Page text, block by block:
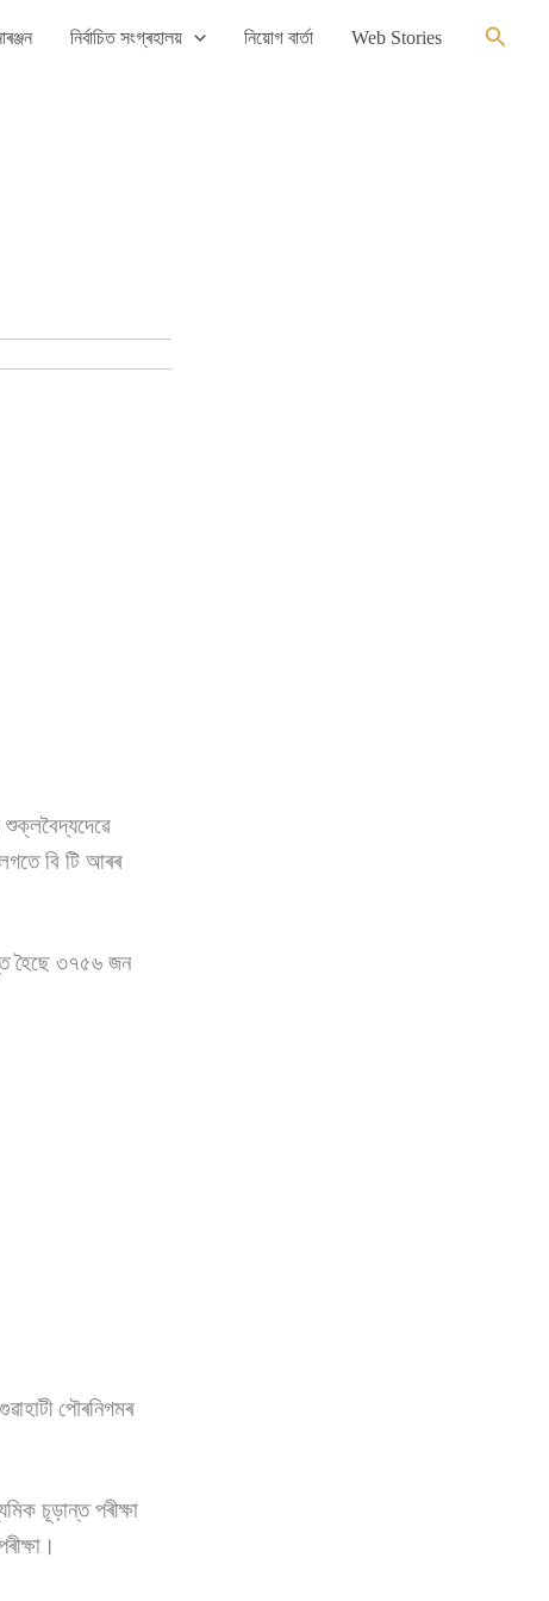
নিৰ্বাচিত সংগ্ৰহালয় নিয়োগ বাৰ্তা Web Stories Search
শুক্লবৈদ্যদেৱে
বি টি আৰৰ
হৈছে ৩৭৫৬ জন
পৌৰনিগমৰ
চূড়ান্ত পৰীক্ষা